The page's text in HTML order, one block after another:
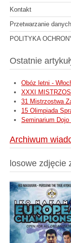
Kontakt
Przetwarzanie danych
POLITYKA
Ostatnie
Obóz letni -
XXXI
31 Mistrzostwa
15 Olimpiada
Seminarium
Archiwum
losowe zdjęcie